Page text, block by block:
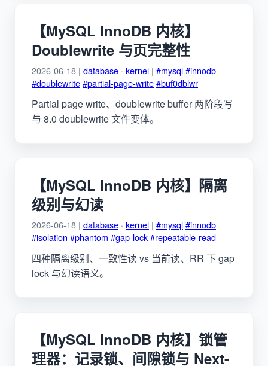
【MySQL InnoDB 内核】
Doublewrite 与页完整性
2026-06-18 | database · kernel | #mysql#innodb
#doublewrite#partial-page-write#buf0dblwr
Partial page write、doublewrite buffer 两阶段写
与 8.0 doublewrite 文件变体。
【MySQL InnoDB 内核】隔离
级别与幻读
2026-06-18 | database · kernel | #mysql#innodb
#isolation #phantom #gap-lock#repeatable-read
四种隔离级别、一致性读 vs 当前读、RR 下 gap
lock 与幻读语义。
【MySQL InnoDB 内核】锁管
理器：记录锁、间隙锁与 Next-